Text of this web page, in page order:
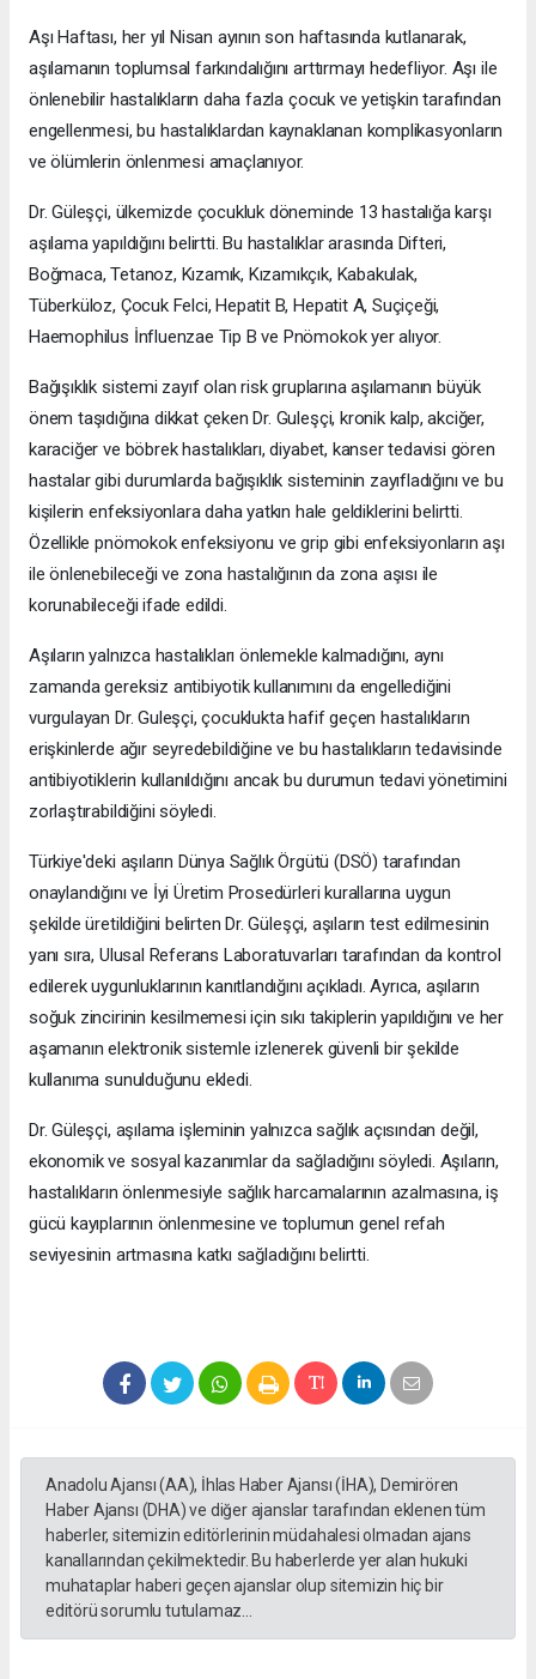
Aşı Haftası, her yıl Nisan ayının son haftasında kutlanarak,
aşılamanın toplumsal farkındalığını arttırmayı hedefliyor. Aşı ile
önlenebilir hastalıkların daha fazla çocuk ve yetişkin tarafından
engellenmesi, bu hastalıklardan kaynaklanan komplikasyonların
ve ölümlerin önlenmesi amaçlanıyor.
Dr. Güleşçi, ülkemizde çocukluk döneminde 13 hastalığa karşı
aşılama yapıldığını belirtti. Bu hastalıklar arasında Difteri,
Boğmaca, Tetanoz, Kızamık, Kızamıkçık, Kabakulak,
Tüberküloz, Çocuk Felci, Hepatit B, Hepatit A, Suçiçeği,
Haemophilus İnfluenzae Tip B ve Pnömokok yer alıyor.
Bağışıklık sistemi zayıf olan risk gruplarına aşılamanın büyük
önem taşıdığına dikkat çeken Dr. Guleşçi, kronik kalp, akciğer,
karaciğer ve böbrek hastalıkları, diyabet, kanser tedavisi gören
hastalar gibi durumlarda bağışıklık sisteminin zayıfladığını ve bu
kişilerin enfeksiyonlara daha yatkın hale geldiklerini belirtti.
Özellikle pnömokok enfeksiyonu ve grip gibi enfeksiyonların aşı
ile önlenebileceği ve zona hastalığının da zona aşısı ile
korunabileceği ifade edildi.
Aşıların yalnızca hastalıkları önlemekle kalmadığını, aynı
zamanda gereksiz antibiyotik kullanımını da engellediğini
vurgulayan Dr. Guleşçi, çocuklukta hafif geçen hastalıkların
erişkinlerde ağır seyredebildiğine ve bu hastalıkların tedavisinde
antibiyotiklerin kullanıldığını ancak bu durumun tedavi yönetimini
zorlaştırabildiğini söyledi.
Türkiye'deki aşıların Dünya Sağlık Örgütü (DSÖ) tarafından
onaylandığını ve İyi Üretim Prosedürleri kurallarına uygun
şekilde üretildiğini belirten Dr. Güleşçi, aşıların test edilmesinin
yanı sıra, Ulusal Referans Laboratuvarları tarafından da kontrol
edilerek uygunluklarının kanıtlandığını açıkladı. Ayrıca, aşıların
soğuk zincirinin kesilmemesi için sıkı takiplerin yapıldığını ve her
aşamanın elektronik sistemle izlenerek güvenli bir şekilde
kullanıma sunulduğunu ekledi.
Dr. Güleşçi, aşılama işleminin yalnızca sağlık açısından değil,
ekonomik ve sosyal kazanımlar da sağladığını söyledi. Aşıların,
hastalıkların önlenmesiyle sağlık harcamalarının azalmasına, iş
gücü kayıplarının önlenmesine ve toplumun genel refah
seviyesinin artmasına katkı sağladığını belirtti.
Anadolu Ajansı (AA), İhlas Haber Ajansı (İHA), Demirören
Haber Ajansı (DHA) ve diğer ajanslar tarafından eklenen tüm
haberler, sitemizin editörlerinin müdahalesi olmadan ajans
kanallarından çekilmektedir. Bu haberlerde yer alan hukuki
muhataplar haberi geçen ajanslar olup sitemizin hiç bir
editörü sorumlu tutulamaz...